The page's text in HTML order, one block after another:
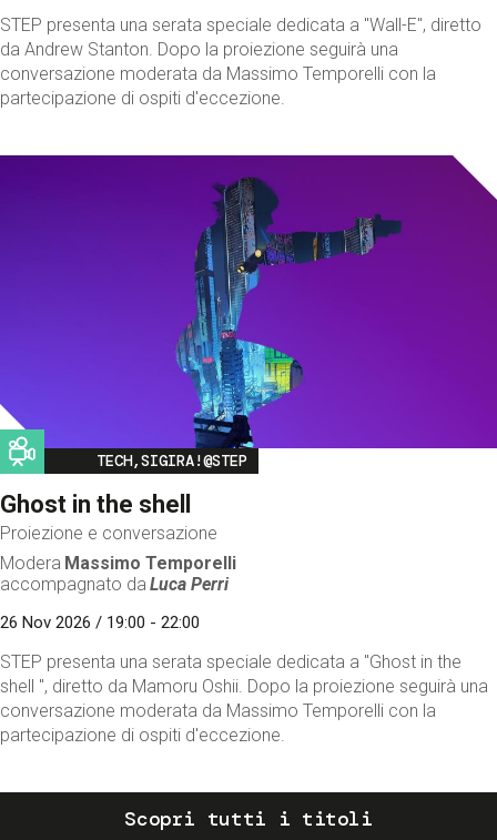
STEP presenta una serata speciale dedicata a "Wall-E", diretto
da Andrew Stanton. Dopo la proiezione seguirà una
conversazione moderata da Massimo Temporelli con la
partecipazione di ospiti d'eccezione.
Image
TECH,SIGIRA!@STEP
Ghost in the shell
Proiezione e conversazione
Modera Massimo Temporelli
accompagnato da Luca Perri
26 Nov 2026 / 19:00 - 22:00
STEP presenta una serata speciale dedicata a "Ghost in the
shell ", diretto da Mamoru Oshii. Dopo la proiezione seguirà una
conversazione moderata da Massimo Temporelli con la
partecipazione di ospiti d'eccezione.
Scopri tutti i titoli